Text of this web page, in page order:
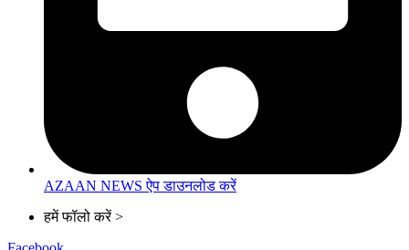
AZAAN NEWS ऐप डाउनलोड करें
हमें फॉलो करें >